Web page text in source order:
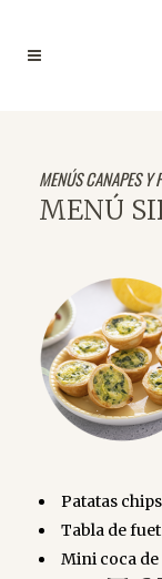
MENÚS CANAPES Y
MENÚ
Patatas
Tabla de
Mini coca